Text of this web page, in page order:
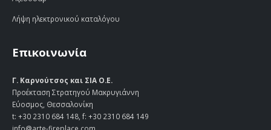
Λήψη ηλεκτρονικού καταλόγου
Επικοινωνία
Γ. Καρνούτσος και ΣΙΑ Ο.Ε.
Προέκταση Στρατηγού Μακρυγιάννη
Εύοσμος, Θεσσαλονίκη
t: +30 2310 684 148 , f: +30 2310 684 149